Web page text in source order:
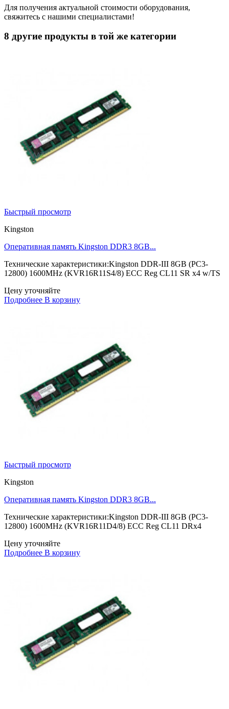
Для получения актуальной стоимости оборудования,
свяжитесь с нашими специалистами!
8 другие продукты в той же категории
Быстрый просмотр
Kingston
Оперативная память Kingston DDR3 8GB...
Технические характеристики:Kingston DDR-III 8GB (PC3-
12800) 1600MHz (KVR16R11S4/8) ECC Reg CL11 SR x4 w/TS
Цену уточняйте
Подробнее В корзину
Быстрый просмотр
Kingston
Оперативная память Kingston DDR3 8GB...
Технические характеристики:Kingston DDR-III 8GB (PC3-
12800) 1600MHz (KVR16R11D4/8) ECC Reg CL11 DRx4
Цену уточняйте
Подробнее В корзину